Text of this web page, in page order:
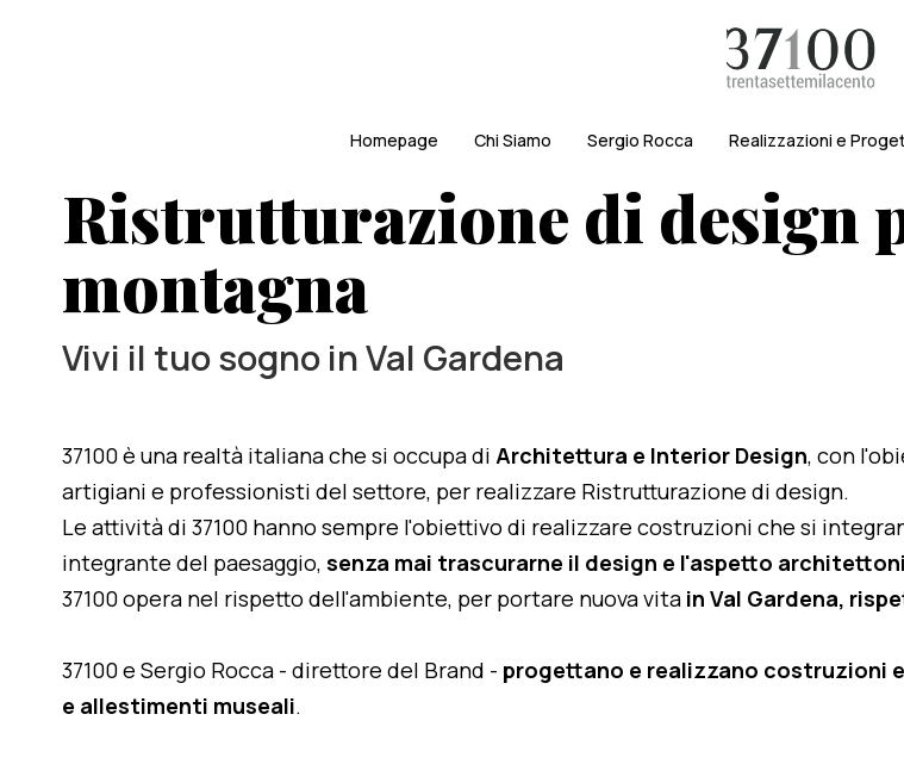
Homepage Chi Siamo Sergio Rocca Realizzazioni e
Ristrutturazione di design
montagna
Vivi il tuo sogno in Val Gardena
37100 è una realtà italiana che si occupa di Architettura e Interior Design, con
artigiani e professionisti del settore, per realizzare Ristrutturazione di design.
Le attività di 37100 hanno sempre l'obiettivo di realizzare costruzioni che si
integrante del paesaggio, senza mai trascurarne il design e l'aspetto
37100 opera nel rispetto dell'ambiente, per portare nuova vita in Val Gardena,
37100 e Sergio Rocca - direttore del Brand - progettano e realizzano costruzioni
e allestimenti museali.